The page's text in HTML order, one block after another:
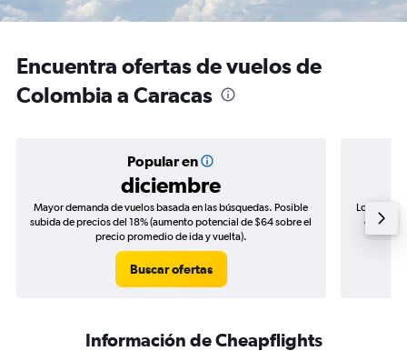
Encuentra ofertas de vuelos de
Colombia a Caracas
Popular en
diciembre
Mayor demanda de vuelos basada en las búsquedas. Posible
subida de precios del 18% (aumento potencial de $64 sobre el
precio promedio de ida y vuelta).
Buscar ofertas
Los
de
Información de Cheapflights